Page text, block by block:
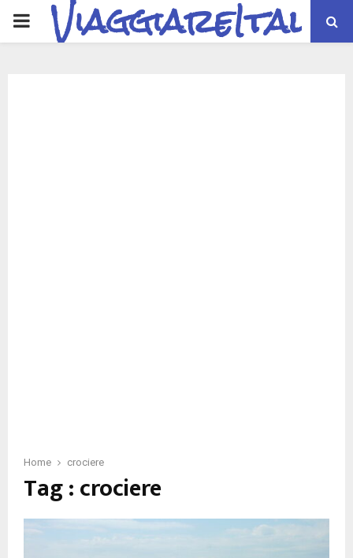
PRIMARYViaggiareItalia
Home crociere
Tag : crociere